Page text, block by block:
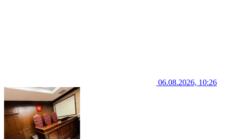
06.08.2026, 10:26